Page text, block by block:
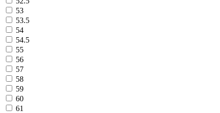
53
53.5
54
54.5
55
56
57
58
59
60
61